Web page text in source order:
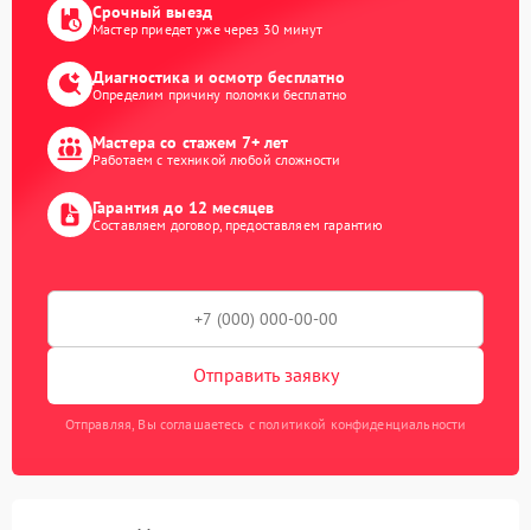
Срочный выезд
Мастер приедет уже через 30 минут
Диагностика и осмотр бесплатно
Определим причину поломки бесплатно
Мастера со стажем 7+ лет
Работаем с техникой любой сложности
Гарантия до 12 месяцев
Составляем договор, предоставляем гарантию
Отправить заявку
Отправляя, Вы соглашаетесь с политикой конфиденциальности